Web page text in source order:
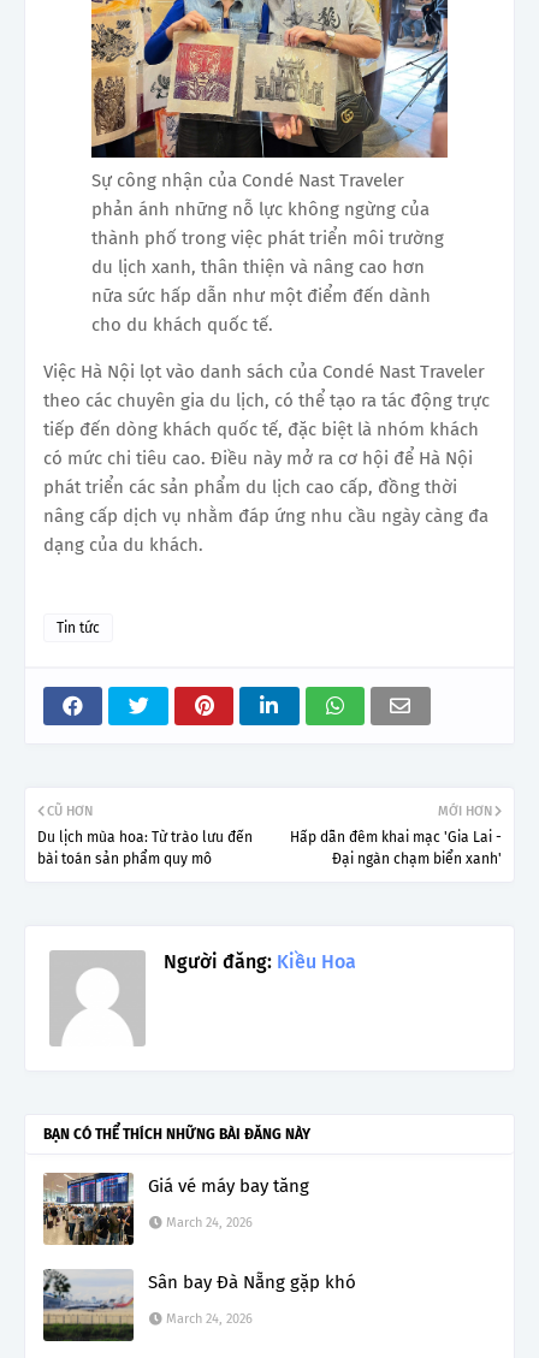
Sự công nhận của Condé Nast Traveler
phản ánh những nỗ lực không ngừng của
thành phố trong việc phát triển môi trường
du lịch xanh, thân thiện và nâng cao hơn
nữa sức hấp dẫn như một điểm đến dành
cho du khách quốc tế.
Việc Hà Nội lọt vào danh sách của Condé Nast Traveler
theo các chuyên gia du lịch, có thể tạo ra tác động trực
tiếp đến dòng khách quốc tế, đặc biệt là nhóm khách
có mức chi tiêu cao. Điều này mở ra cơ hội để Hà Nội
phát triển các sản phẩm du lịch cao cấp, đồng thời
nâng cấp dịch vụ nhằm đáp ứng nhu cầu ngày càng đa
dạng của du khách.
Tin tức
MỚI HƠN
Hấp dẫn đêm khai mạc 'Gia Lai -
Đại ngàn chạm biển xanh'
CŨ HƠN
Du lịch mùa hoa: Từ trào lưu đến
bài toán sản phẩm quy mô
Người đăng: Kiều Hoa
BẠN CÓ THỂ THÍCH NHỮNG BÀI ĐĂNG NÀY
Giá vé máy bay tăng
March 24, 2026
Sân bay Đà Nẵng gặp khó
March 24, 2026